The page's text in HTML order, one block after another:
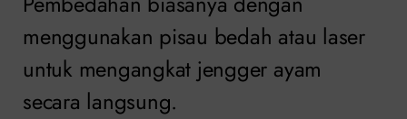
menggunakan pisau bedah atau laser
untuk mengangkat jengger ayam
secara langsung.